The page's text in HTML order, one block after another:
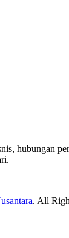
hubungan
. All